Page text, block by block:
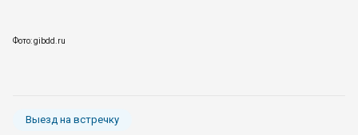
Фото: gibdd.ru
Выезд на встречку